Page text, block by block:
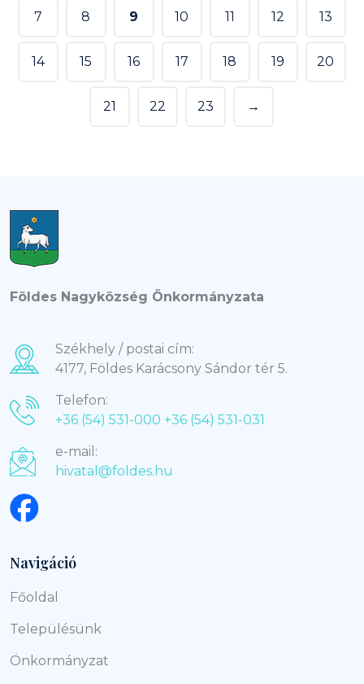
7 8 9 10 11 12 13
14 15 16 17 18 19 20
21 22 23 →
Földes Nagyközség Önkormányzata
Székhely / postai cím:
4177, Földes Karácsony Sándor tér 5.
Telefon:
+36 (54) 531-000 +36 (54) 531-031
e-mail:
hivatal@foldes.hu
Navigáció
Főoldal
Településünk
Önkormányzat